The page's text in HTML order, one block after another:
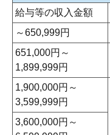
給与等の収入金額
～650,999円
651,000円～
1,899,999円
1,900,000円～
3,599,999円
3,600,000円～